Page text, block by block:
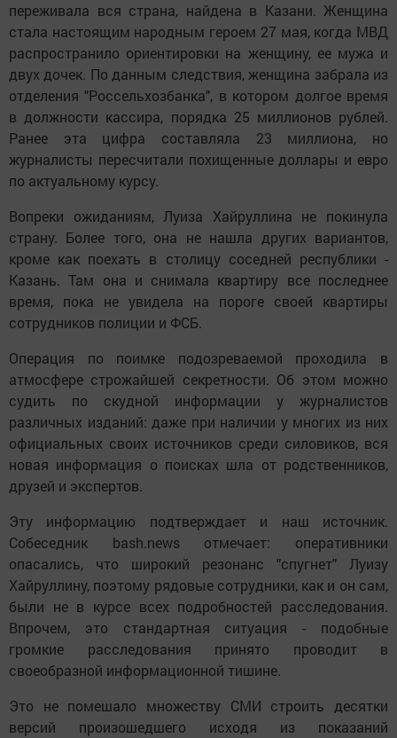
переживала вся страна, найдена в Казани. Женщина
стала настоящим народным героем 27 мая, когда МВД
распространило ориентировки на женщину, ее мужа и
двух дочек. По данным следствия, женщина забрала из
отделения "Россельхозбанка", в котором долгое время
в должности кассира, порядка 25 миллионов рублей.
Ранее эта цифра составляла 23 миллиона, но
журналисты пересчитали похищенные доллары и евро
по актуальному курсу.
Вопреки ожиданиям, Луиза Хайруллина не покинула
страну. Более того, она не нашла других вариантов,
кроме как поехать в столицу соседней республики -
Казань. Там она и снимала квартиру все последнее
время, пока не увидела на пороге своей квартиры
сотрудников полиции и ФСБ.
Операция по поимке подозреваемой проходила в
атмосфере строжайшей секретности. Об этом можно
судить по скудной информации у журналистов
различных изданий: даже при наличии у многих из них
официальных своих источников среди силовиков, вся
новая информация о поисках шла от родственников,
друзей и экспертов.
Эту информацию подтверждает и наш источник.
Собеседник bash.news отмечает: оперативники
опасались, что широкий резонанс "спугнет" Луизу
Хайруллину, поэтому рядовые сотрудники, как и он сам,
были не в курсе всех подробностей расследования.
Впрочем, это стандартная ситуация - подобные
громкие расследования принято проводит в
своеобразной информационной тишине.
Это не помешало множеству СМИ строить десятки
версий произошедшего исходя из показаний